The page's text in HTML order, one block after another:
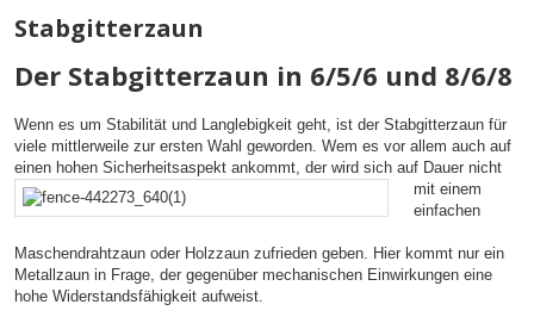
Stabgitterzaun
Der Stabgitterzaun in 6/5/6 und 8/6/8
Wenn es um Stabilität und Langlebigkeit geht, ist der Stabgitterzaun für
viele mittlerweile zur ersten Wahl geworden. Wem es vor allem auch auf
einen hohen Sicherheitsaspekt ankommt, der wird sich auf Dauer nicht
mit einem
einfachen
Maschendrahtzaun oder Holzzaun zufrieden geben. Hier kommt nur ein
Metallzaun in Frage, der gegenüber mechanischen Einwirkungen eine
hohe Widerstandsfähigkeit aufweist.